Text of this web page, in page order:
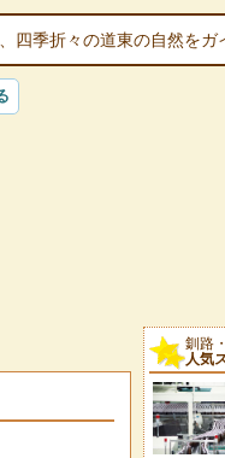
季折々の道東の自然をガ
釧路
人気